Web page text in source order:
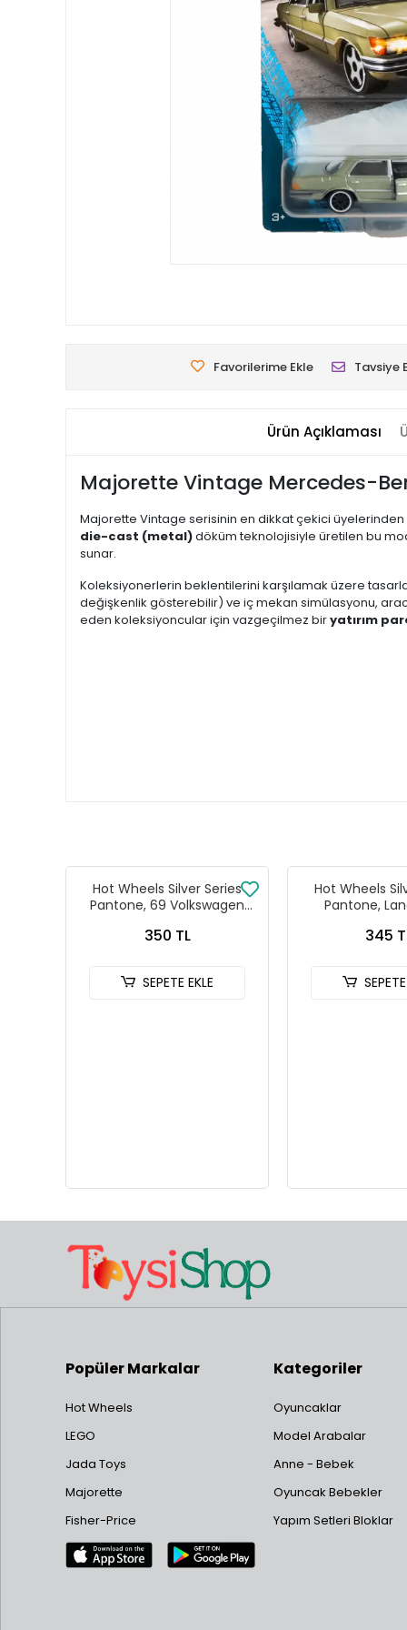
Favorilerime Ekle Tavsiye
Ürün Açıklaması
Majorette Vintage Mercedes-
Majorette Vintage serisinin en dikkat çekici
die-cast (metal)döküm teknolojisiyle üretilen bu
sunar.
Koleksiyonerlerin beklentilerini karşılamak üzere
değişkenlik gösterebilir) ve iç mekan simülasyonu,
eden koleksiyoncular için vazgeçilmez biryatırım
Hot Wheels Silver Series
Pantone, 69 Volkswagen
350 TL
SEPETE EKLE
Hot Wheels
Pantone,
345
Popüler Markalar
Hot Wheels
LEGO
Jada Toys
Majorette
Fisher-Price
Kategoriler
Oyuncaklar
Model Arabalar
Anne - Bebek
Oyuncak Bebekler
Yapım Setleri Bloklar